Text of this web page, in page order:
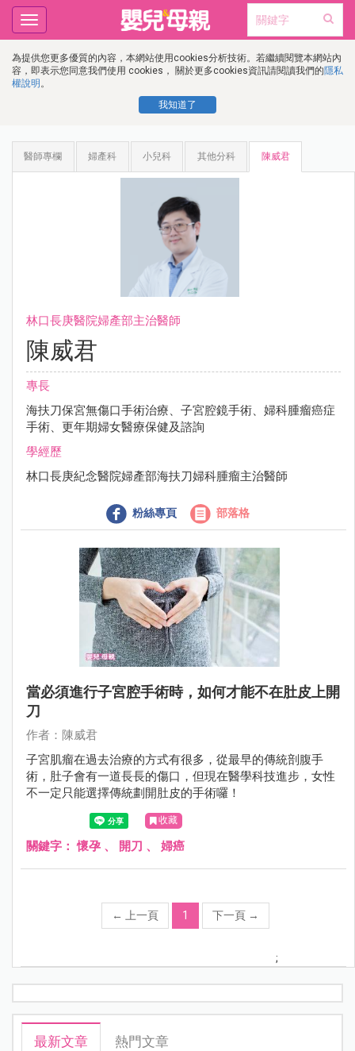
為提供您更多優質的內容，本網站使用cookies分析技術。若繼續閱覽本網站內
容，即表示您同意我們使用 cookies， 關於更多cookies資訊請閱讀我們的隱私
權說明 。
我知道了
Toggle
navigation
醫師專欄 婦產科 小兒科 其他分科 陳威君
林口長庚醫院婦產部主治醫師
陳威君
專長
海扶刀保宮無傷口手術治療、子宮腔鏡手術、婦科腫瘤癌症
手術、更年期婦女醫療保健及諮詢
學經歷
林口長庚紀念醫院婦產部海扶刀婦科腫瘤主治醫師
粉絲專頁 部落格
當必須進行子宮腔手術時，如何才能不在肚皮上開
刀
作者：陳威君
子宮肌瘤在過去治療的方式有很多，從最早的傳統剖腹手
術，肚子會有一道長長的傷口，但現在醫學科技進步，女性
不一定只能選擇傳統劃開肚皮的手術囉！
收藏
關鍵字：懷孕 、 開刀 、 婦癌
← 上一頁 1 下一頁 →
;
最新文章 熱門文章